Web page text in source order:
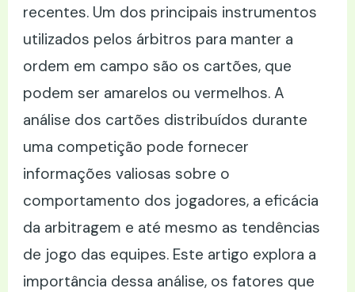
recentes. Um dos principais instrumentos
utilizados pelos árbitros para manter a
ordem em campo são os cartões, que
podem ser amarelos ou vermelhos. A
análise dos cartões distribuídos durante
uma competição pode fornecer
informações valiosas sobre o
comportamento dos jogadores, a eficácia
da arbitragem e até mesmo as tendências
de jogo das equipes. Este artigo explora a
importância dessa análise, os fatores que